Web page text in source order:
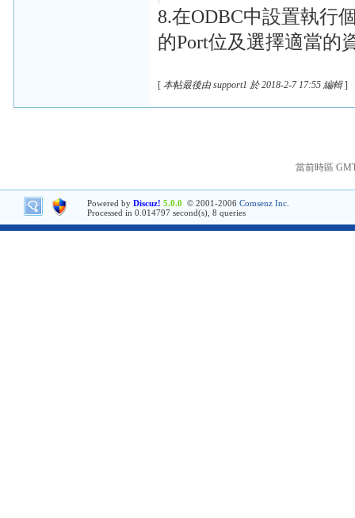
8.在ODBC中設置執行
的Port位及選擇適當的
[ 本帖最後由 support1 於 2018-2-7 17:55 編輯]
當前時區
Powered by Discuz! 5.0.0 © 2001-2006 Comsenz Inc.
Processed in 0.014797 second(s), 8 queries